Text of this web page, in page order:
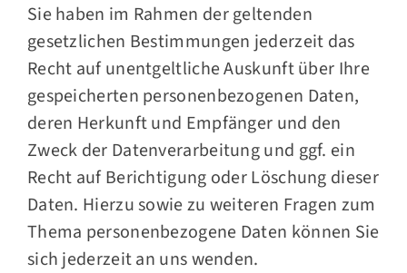
Sie haben im Rahmen der geltenden
gesetzlichen Bestimmungen jederzeit das
Recht auf unentgeltliche Auskunft über Ihre
gespeicherten personenbezogenen Daten,
deren Herkunft und Empfänger und den
Zweck der Datenverarbeitung und ggf. ein
Recht auf Berichtigung oder Löschung dieser
Daten. Hierzu sowie zu weiteren Fragen zum
Thema personenbezogene Daten können Sie
sich jederzeit an uns wenden.